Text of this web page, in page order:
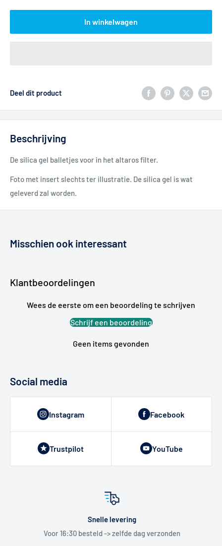
In winkelwagen
Deel dit product
Beschrijving
De silica gel balletjes voor in het altaros filter.
Foto met insert slechts ter illustratie. De silica gel is wat
geleverd zal worden.
Misschien ook interessant
Klantbeoordelingen
Wees de eerste om een beoordeling te schrijven
Schrijf een beoordeling
Geen items gevonden
Social media
Instagram Facebook
Trustpilot YouTube
Snelle levering
Voor 16:30 besteld -> zelfde dag verzonden